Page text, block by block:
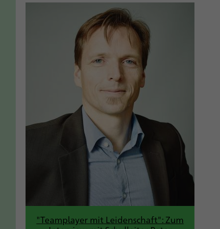
"Teamplayer mit Leidenschaft": Zum